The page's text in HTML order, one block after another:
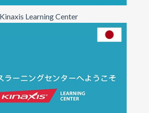
Learning Center